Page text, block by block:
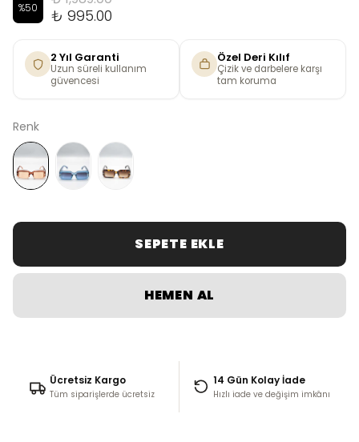
%50 ₺ 995.00
2 Yıl Garanti
Uzun süreli kullanım
güvencesi
Özel Deri Kılıf
Çizik ve darbelere karşı
tam koruma
Renk
SEPETE EKLE
HEMEN AL
Ücretsiz Kargo
Tüm siparişlerde ücretsiz
14 Gün Kolay İade
Hızlı iade ve değişim imkânı